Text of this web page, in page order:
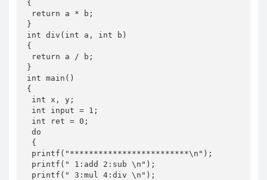
{
return a * b;
}
int div(int a, int b)
{
return a / b;
}
int main()
{
int x, y;
int input = 1;
int ret = 0;
do
{
printf("*************************\n");
printf(" 1:add 2:sub \n");
printf(" 3:mul 4:div \n");